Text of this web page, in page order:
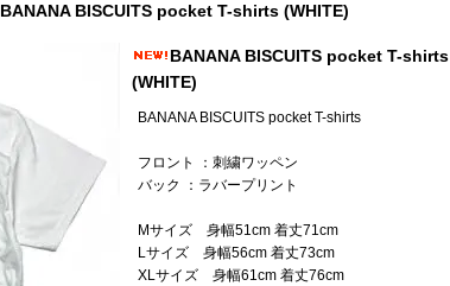
BANANA BISCUITS pocket T-shirts (WHITE)
BANANA BISCUITS pocket T-shirts
(WHITE)
BANANA BISCUITS pocket T-shirts
フロント ：刺繍ワッペン
バック ：ラバープリント
Mサイズ 身幅51cm 着丈71cm
Lサイズ 身幅56cm 着丈73cm
XLサイズ 身幅61cm 着丈76cm